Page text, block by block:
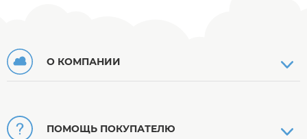
О КОМПАНИИ
ПОМОЩЬ ПОКУПАТЕЛЮ